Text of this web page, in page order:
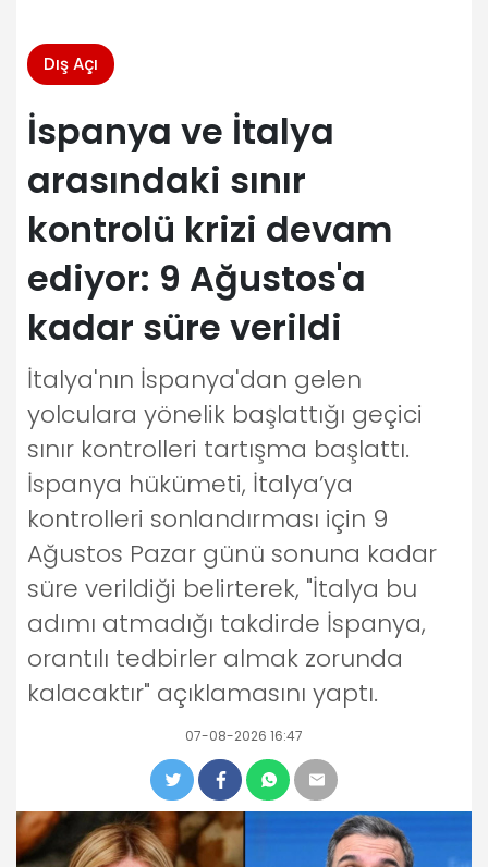
Dış Açı
İspanya ve İtalya
arasındaki sınır
kontrolü krizi devam
ediyor: 9 Ağustos'a
kadar süre verildi
İtalya'nın İspanya'dan gelen
yolculara yönelik başlattığı geçici
sınır kontrolleri tartışma başlattı.
İspanya hükümeti, İtalya’ya
kontrolleri sonlandırması için 9
Ağustos Pazar günü sonuna kadar
süre verildiği belirterek, "İtalya bu
adımı atmadığı takdirde İspanya,
orantılı tedbirler almak zorunda
kalacaktır" açıklamasını yaptı.
07-08-2026 16:47